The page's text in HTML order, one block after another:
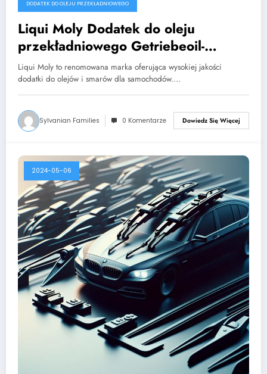
DODATEK DO OLEJU PRZEKŁADNIOWEGO
Liqui Moly Dodatek do oleju
przekładniowego Getriebeoil-
Additiv 20g
Liqui Moly to renomowana marka oferująca wysokiej jakości
dodatki do olejów i smarów dla samochodów.…
Sylvanian Families 0 Komentarze Dowiedz Się Więcej
2024-05-06